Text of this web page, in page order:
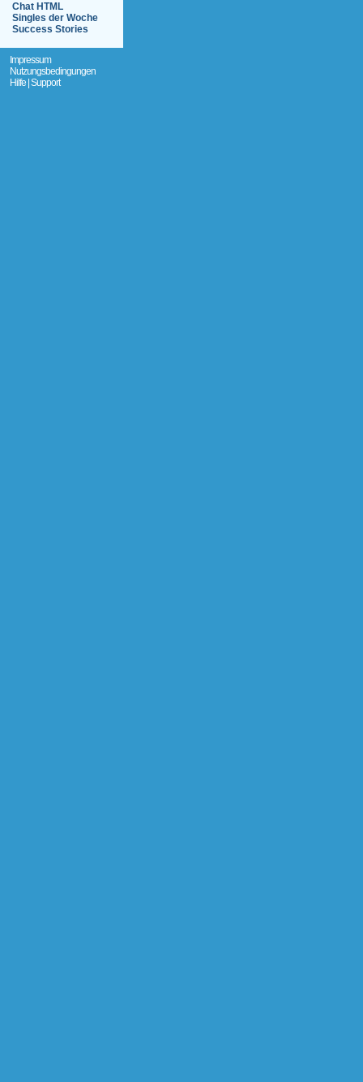
Chat HTML
Singles der Woche
Success Stories
Impressum
Nutzungsbedingungen
Hilfe | Support